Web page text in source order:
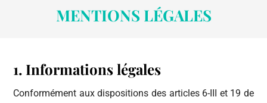
MENTIONS LÉGALES
1. Informations légales
Conformément aux dispositions des articles 6-III et 19 de